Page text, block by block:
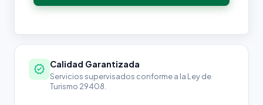
verified Calidad Garantizada
Servicios supervisados conforme a la Ley de
Turismo 29408.